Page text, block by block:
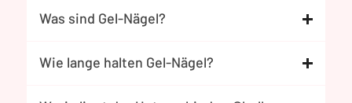
Was sind Gel-Nägel?
Wie lange halten Gel-Nägel?